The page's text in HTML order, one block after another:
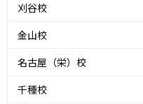
刈谷校
金山校
名古屋（栄）校
千種校